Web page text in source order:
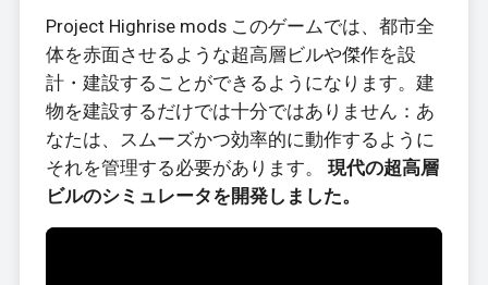
Project Highrise mods このゲームでは、都市全
体を赤面させるような超高層ビルや傑作を設
計・建設することができるようになります。建
物を建設するだけでは十分ではありません：あ
なたは、スムーズかつ効率的に動作するように
それを管理する必要があります。 現代の超高層
ビルのシミュレータを開発しました。